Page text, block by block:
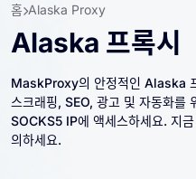
홈 Alaska Proxy
Alaska 프록시
MaskProxy의 안정적인 Alaska
스크래핑, SEO, 광고 및 자동화를
SOCKS5 IP에 액세스하세요. 지
의하세요.